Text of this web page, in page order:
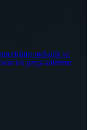
elektro-mekanik ve
tek parça kaldırma